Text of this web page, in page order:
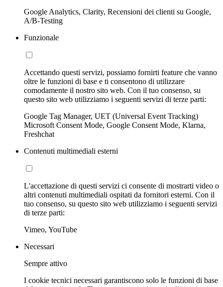
Google Analytics, Clarity, Recensioni dei clienti su Google,
A/B-Testing
Funzionale
Accettando questi servizi, possiamo fornirti feature che vanno
oltre le funzioni di base e ti consentono di utilizzare
comodamente il nostro sito web. Con il tuo consenso, su
questo sito web utilizziamo i seguenti servizi di terze parti:
Google Tag Manager, UET (Universal Event Tracking)
Microsoft Consent Mode, Google Consent Mode, Klarna,
Freshchat
Contenuti multimediali esterni
L'accettazione di questi servizi ci consente di mostrarti video o
altri contenuti multimediali ospitati da fornitori esterni. Con il
tuo consenso, su questo sito web utilizziamo i seguenti servizi
di terze parti:
Vimeo, YouTube
Necessari
Sempre attivo
I cookie tecnici necessari garantiscono solo le funzioni di base